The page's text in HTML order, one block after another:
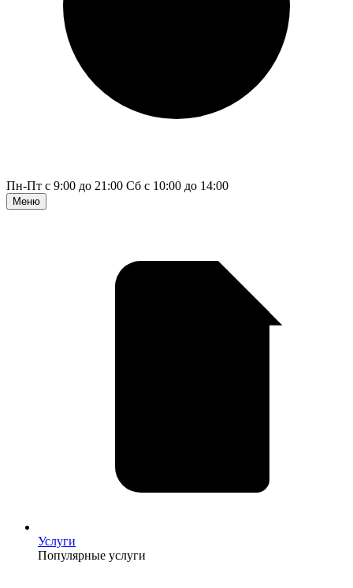
Пн-Пт с 9:00 до 21:00 Сб с 10:00 до 14:00
Меню
Услуги
Популярные услуги